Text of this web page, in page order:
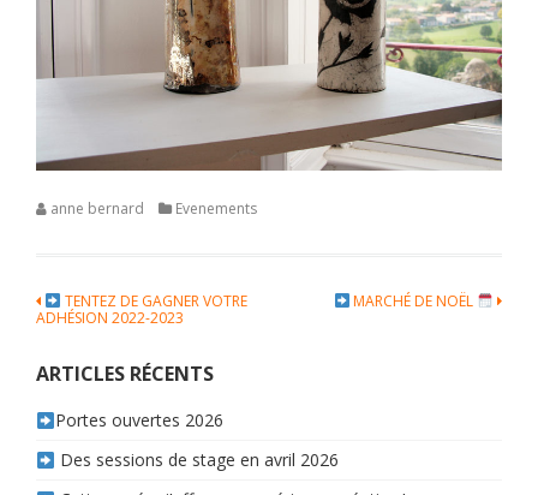
anne bernard Evenements
Navigation
l’article
TENTEZ DE GAGNER VOTRE
ADHÉSION 2022-2023
MARCHÉ DE NOËL
ARTICLES RÉCENTS
Portes ouvertes 2026
Des sessions de stage en avril 2026